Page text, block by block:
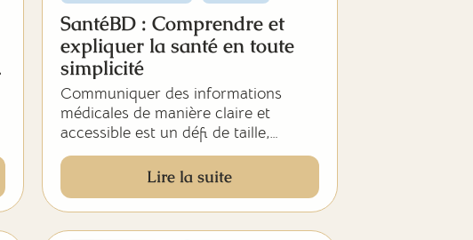
SantéBD : Comprendre et
expliquer la santé en toute
simplicité
Communiquer des informations
médicales de manière claire et
accessible est un défi de taille,
particulièrement pour les personnes
en situation de handicap. C’est
pourquoi nous avons choisi de vous
parler de “SantéBD”, une initiative
qui propose des outils
Lire la suite